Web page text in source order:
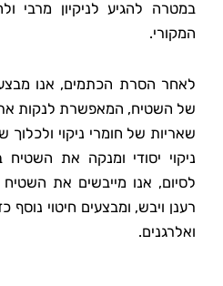
במטרה להגיע לניקיון מרבי
המקורי.
לאחר הסרת הכתמים, אנו
של השטיח, המאפשרת לנקות
שאריות של חומרי ניקוי
ניקוי יסודי ומנקה את השטיח
לסיום, אנו מייבשים את
רענן ויבש, ומבצעים חיטוי נוסף
ואלרגנים.